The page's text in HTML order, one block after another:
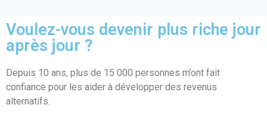
ce
b
o
o
k
ail at
s
A
p
ta
er
Voulez-vous devenir plus riche jour
après jour ?
Depuis 10 ans, plus de 15 000 personnes m’ont fait
confiance pour les aider à développer des revenus
alternatifs.